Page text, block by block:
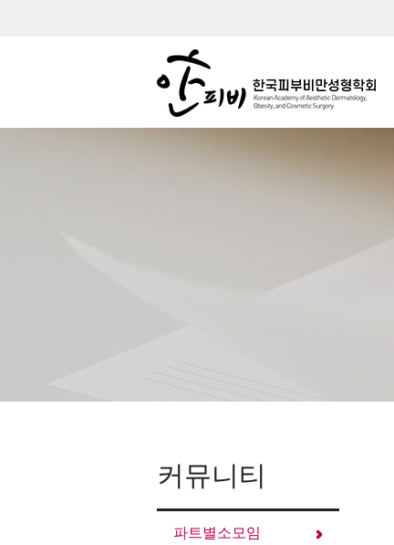
커뮤니티
파트별소모임